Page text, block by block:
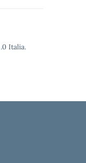
Italia.